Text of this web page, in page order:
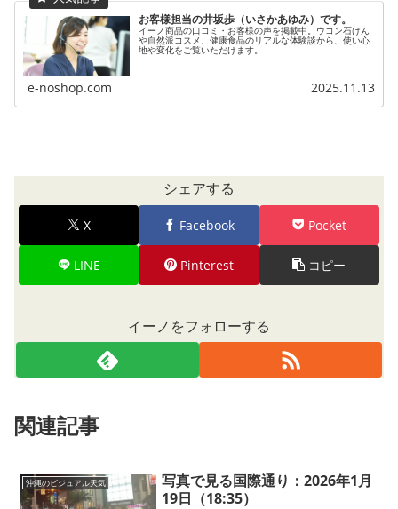
お客様担当の井坂歩（いさかあゆみ）です。
イーノ商品の口コミ・お客様の声を掲載中。ウコン石けん
や自然派コスメ、健康食品のリアルな体験談から、使い心
地や変化をご覧いただけます。
e-noshop.com 2025.11.13
シェアする
X Facebook Pocket
LINE Pinterest コピー
イーノをフォローする
関連記事
沖縄のビジュアル天気
写真で見る国際通り：2026年1月
19日（18:35）